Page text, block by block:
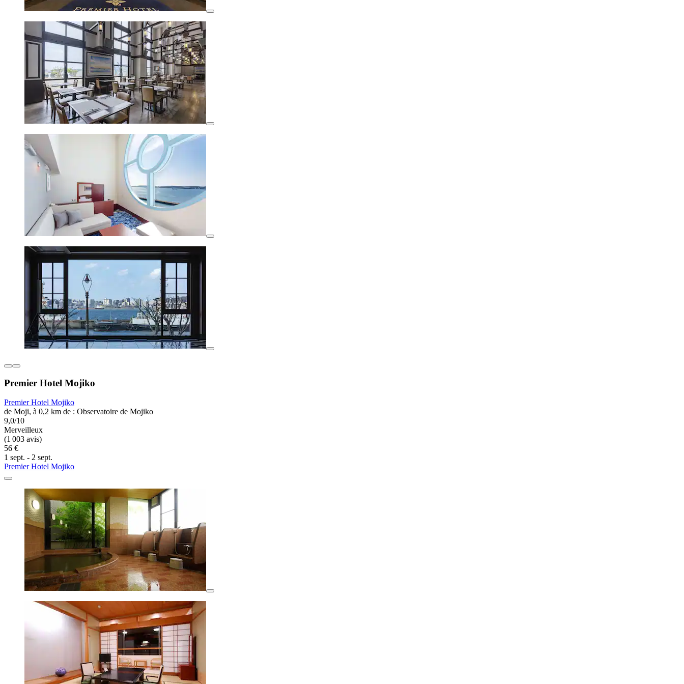
Premier Hotel Mojiko
Premier Hotel Mojiko
de Moji, à 0,2 km de : Observatoire de Mojiko
9,0/10
Merveilleux
(1 003 avis)
56 €
1 sept. - 2 sept.
Premier Hotel Mojiko